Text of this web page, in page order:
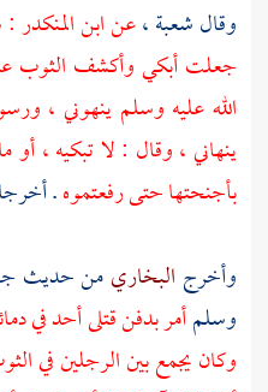
وقالشعبة ،عنابن المنكدر:
جعلت أبكي وأكشف الثوب
الله عليه وسلم ينهوني ،
ينهاني ، وقال : لا تبكيه ، أو
بأجنحتها حتى رفعتموه.
وأخرج البخاريمن حديث
وسلمأمر بدفن قتلىأحدفي
وكان يجمع بين الرجلين في